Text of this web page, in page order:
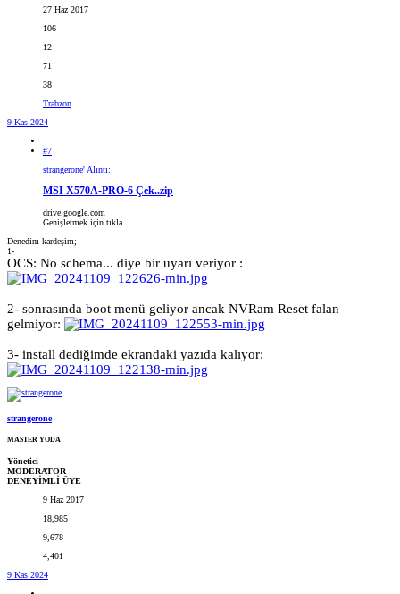
27 Haz 2017
106
12
71
38
Trabzon
9 Kas 2024
#7
strangerone' Alıntı:
MSI X570A-PRO-6 Çek..zip
drive.google.com
Genişletmek için tıkla ...
Denedim kardeşim;
1-
OCS: No schema... diye bir uyarı veriyor :
2- sonrasında boot menü geliyor ancak NVRam Reset falan
gelmiyor:
3- install dediğimde ekrandaki yazıda kalıyor:
strangerone
MASTER YODA
Yönetici
MODERATOR
DENEYİMLİ ÜYE
9 Haz 2017
18,985
9,678
4,401
9 Kas 2024